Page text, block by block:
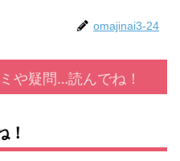
omajinai3-24
や疑問…読んでね！
！